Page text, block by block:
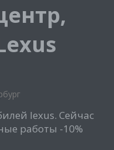
lexus. Сейчас
работы -10%